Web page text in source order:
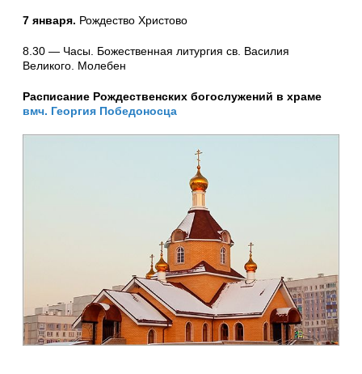
7 января. Рождество Христово
8.30 — Часы. Божественная литургия св. Василия
Великого. Молебен
Расписание Рождественских богослужений в храме
вмч. Георгия Победоносца